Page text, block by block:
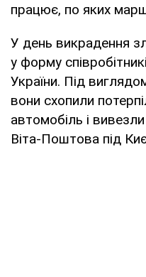
працює, по яких
У день викрадення
у форму
України. Під
вони схопили
автомобіль і
Віта-Поштова під